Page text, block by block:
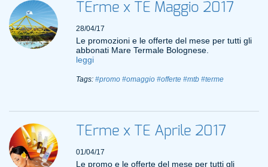
TErme x TE Maggio 2017
28/04/17
Le promozioni e le offerte del mese per tutti gli
abbonati Mare Termale Bolognese.
leggi
Tags: #promo #omaggio #offerte #mtb #terme
TErme x TE Aprile 2017
01/04/17
Le promo e le offerte del mese per tutti gli